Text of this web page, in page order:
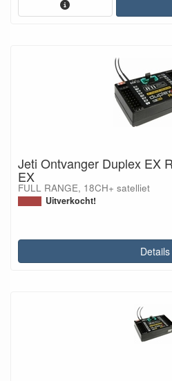
Jeti Ontvanger Duplex EX
EX
FULL RANGE, 18CH+ satelliet
Uitverkocht!
Details